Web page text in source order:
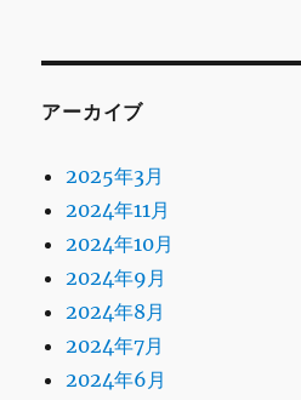
アーカイブ
2025年3月
2024年11月
2024年10月
2024年9月
2024年8月
2024年7月
2024年6月